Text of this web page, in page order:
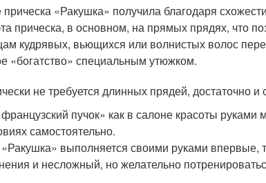
«Ракушка» получила благодаря
прическа, в основном, на прямых прядях, что
кудрявых, вьющихся или волнистых волос
«богатство» специальным утюжком.
не требуется длинных прядей, достаточно
пучок» как в салоне красоты
самостоятельно.
выполняется своими руками впервые,
и несложный, но желательно